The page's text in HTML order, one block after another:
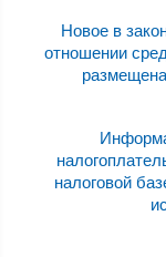
Новое в
отношении
налоговой